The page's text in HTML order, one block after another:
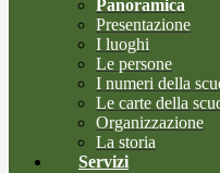
Panoramica
Presentazione
I luoghi
Le persone
I numeri della
Le carte della
Organizzazione
La storia
Servizi